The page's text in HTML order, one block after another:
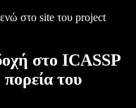
στο site του project
στο ICASSP
του